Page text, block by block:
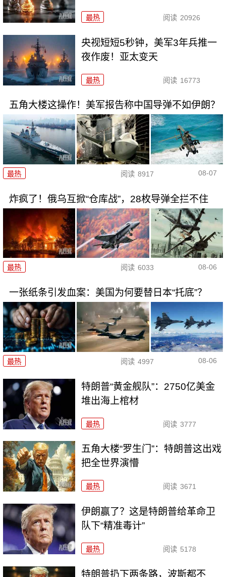
最热 阅读 20926
央视短短5秒钟，美军3年兵推一
夜作废！亚太变天
最热 阅读 16773
五角大楼这操作！美军报告称中国导弹不如伊朗？
最热 阅读 8917 08-07
炸疯了！俄乌互掀“仓库战”，28枚导弹全拦不住
最热 阅读 6033 08-06
一张纸条引发血案：美国为何要替日本“托底”？
最热 阅读 4997 08-06
特朗普“黄金舰队”：2750亿美金
堆出海上棺材
最热 阅读 3777
五角大楼“罗生门”：特朗普这出戏
把全世界演懵
最热 阅读 3671
伊朗赢了？这是特朗普给革命卫
队下“精准毒计”
最热 阅读 5178
特朗普扔下两条路，波斯都不